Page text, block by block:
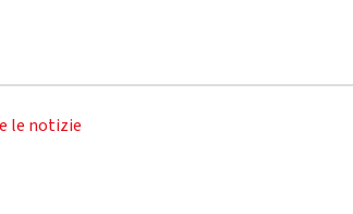
le notizie